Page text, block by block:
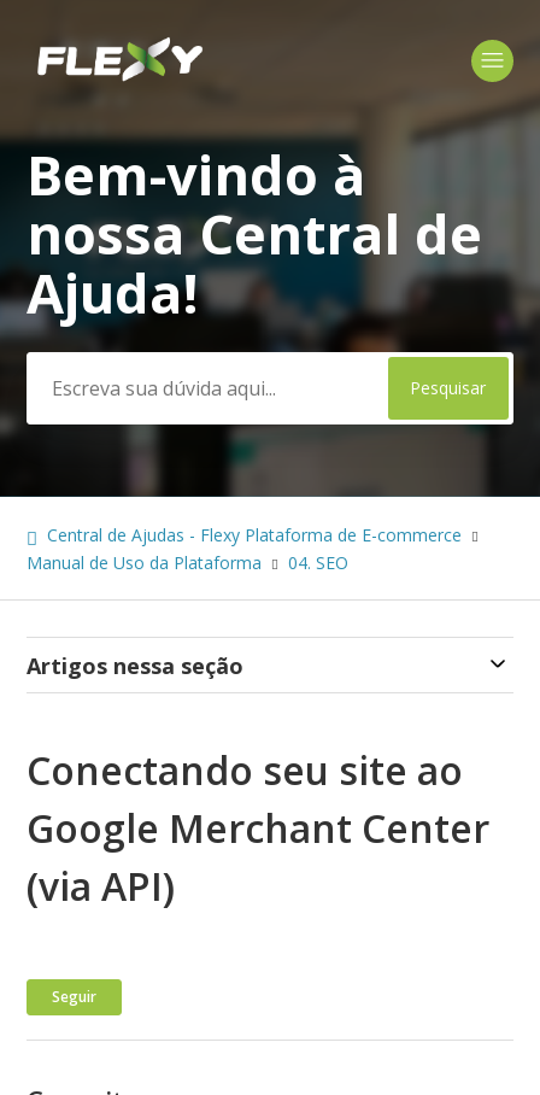
Pesquisa
Bem-vindo à
nossa Central de
Ajuda!
Central de Ajudas - Flexy Plataforma de E-commerce
Manual de Uso da Plataforma
04. SEO
Artigos nessa seção
Conectando seu site ao
Google Merchant Center
(via API)
Seguir